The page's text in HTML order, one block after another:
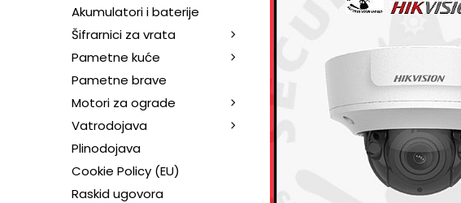
Akumulatori i baterije
Šifrarnici za vrata
Pametne kuće
Pametne brave
Motori za ograde
Vatrodojava
Plinodojava
Cookie Policy (EU)
Raskid ugovora